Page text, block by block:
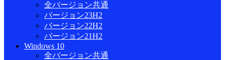
全バージョン共通
バージョン23H2
バージョン22H2
バージョン21H2
Windows 10
全バージョン共通